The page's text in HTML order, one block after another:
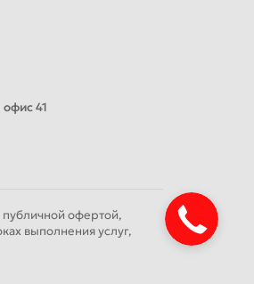
41
офертой,
выполнения услуг,